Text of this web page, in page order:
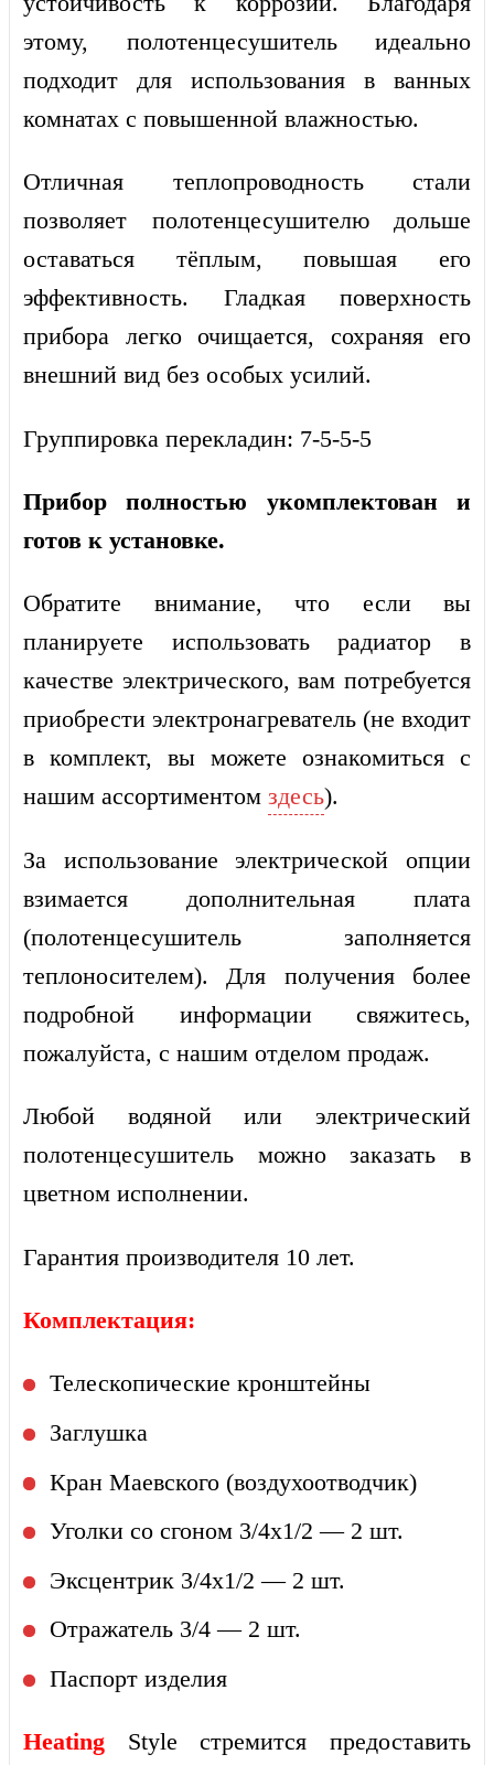
этому, полотенцесушитель идеально
подходит для использования в ванных
комнатах с повышенной влажностью.
Отличная теплопроводность стали
позволяет полотенцесушителю дольше
оставаться тёплым, повышая его
эффективность. Гладкая поверхность
прибора легко очищается, сохраняя его
внешний вид без особых усилий.
Группировка перекладин: 7-5-5-5
Прибор полностью укомплектован и
готов к установке.
Обратите внимание, что если вы
планируете использовать радиатор в
качестве электрического, вам потребуется
приобрести электронагреватель (не входит
в комплект, вы можете ознакомиться с
нашим ассортиментом здесь).
За использование электрической опции
взимается дополнительная плата
(полотенцесушитель заполняется
теплоносителем). Для получения более
подробной информации свяжитесь,
пожалуйста, с нашим отделом продаж.
Любой водяной или электрический
полотенцесушитель можно заказать в
цветном исполнении.
Гарантия производителя 10 лет.
Комплектация:
Телескопические кронштейны
Заглушка
Кран Маевского (воздухоотводчик)
Уголки со сгоном 3/4x1/2 — 2 шт.
Эксцентрик 3/4x1/2 — 2 шт.
Отражатель 3/4 — 2 шт.
Паспорт изделия
Heating Style стремится предоставить